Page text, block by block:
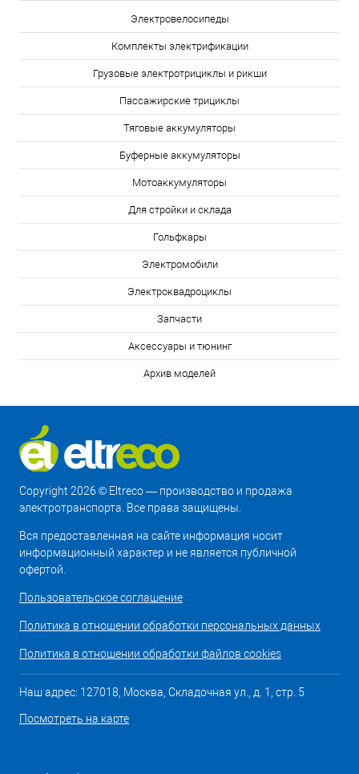
Электровелосипеды
Комплекты электрификации
Грузовые электротрициклы и рикши
Пассажирские трициклы
Тяговые аккумуляторы
Буферные аккумуляторы
Мотоаккумуляторы
Для стройки и склада
Гольфкары
Электромобили
Электроквадроциклы
Запчасти
Аксессуары и тюнинг
Архив моделей
Copyright 2026 © Eltreco — производство и продажа
электротранспорта. Все права защищены.
Вся предоставленная на сайте информация носит
информационный характер и не является публичной
офертой.
Пользовательское соглашение
Политика в отношении обработки персональных данных
Политика в отношении обработки файлов cookies
Наш адрес: 127018, Москва, Складочная ул., д. 1, стр. 5
Посмотреть на карте